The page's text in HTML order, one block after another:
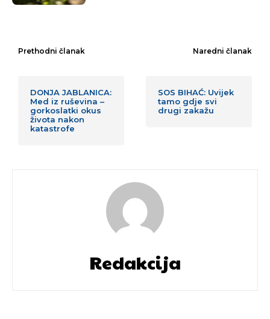
Prethodni članak
DONJA JABLANICA:
Med iz ruševina –
gorkoslatki okus
života nakon
katastrofe
Naredni članak
SOS BIHAĆ: Uvijek
tamo gdje svi
drugi zakažu
Redakcija